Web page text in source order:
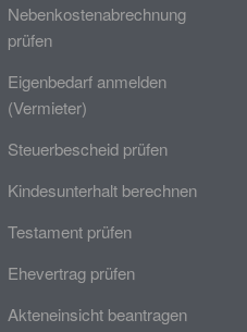
Nebenkostenabrechnung
prüfen
Eigenbedarf anmelden
(Vermieter)
Steuerbescheid prüfen
Kindesunterhalt berechnen
Testament prüfen
Ehevertrag prüfen
Akteneinsicht beantragen